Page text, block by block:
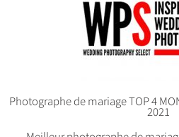
Photographe de mariage TOP 4
2021